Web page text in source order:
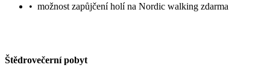
• možnost zapůjčení holí na Nordic walking zdarma
Štědrovečerní pobyt